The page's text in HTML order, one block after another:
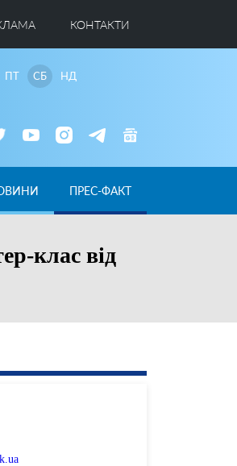
КОНТАКТИ
ПТ СБ НД
ПРЕС-ФАКТ
клас від